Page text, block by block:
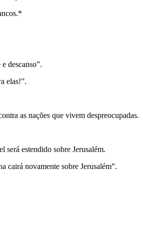
descanso”.
elas!”.
as nações que vivem despreocupadas.
será estendido sobre Jerusalém.
cairá novamente sobre Jerusalém”.